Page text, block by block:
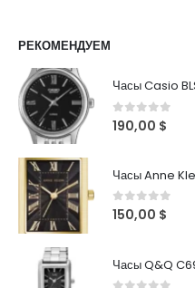
РЕКОМЕНДУЕМ
Часы Casio
0out of 5
190,00 $
Часы Anne
0out of 5
150,00 $
Часы Q&Q